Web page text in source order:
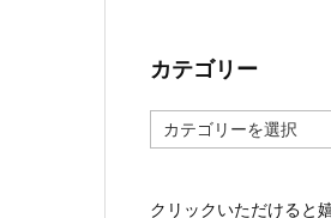
カテゴリー
テ
ー
クリックいただけると